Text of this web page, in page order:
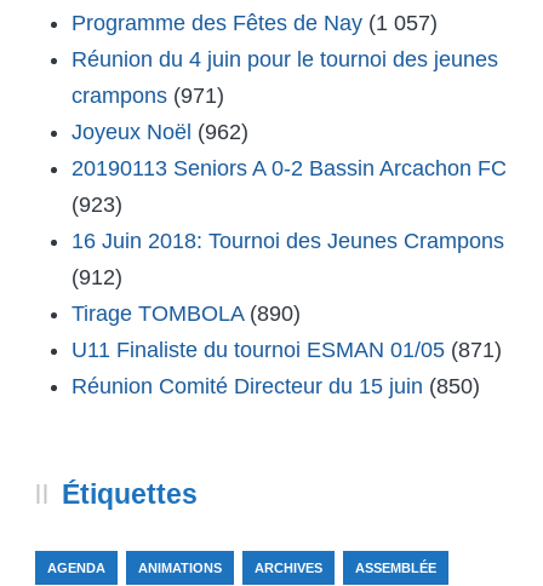
Programme des Fêtes de Nay (1 057)
Réunion du 4 juin pour le tournoi des jeunes
crampons (971)
Joyeux Noël (962)
20190113 Seniors A 0-2 Bassin Arcachon FC
(923)
16 Juin 2018: Tournoi des Jeunes Crampons
(912)
Tirage TOMBOLA (890)
U11 Finaliste du tournoi ESMAN 01/05 (871)
Réunion Comité Directeur du 15 juin (850)
Étiquettes
AGENDA ANIMATIONS ARCHIVES ASSEMBLÉE